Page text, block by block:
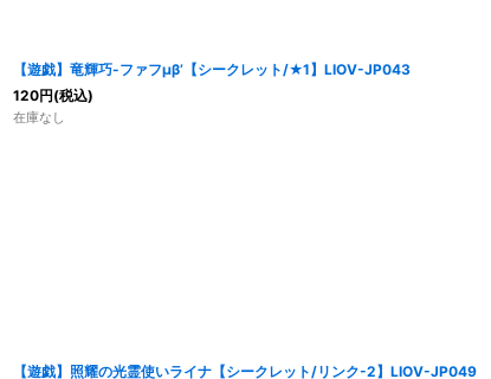
【遊戯】竜輝巧-ファフμβ’【シークレット/★1】LIOV-JP043
120円(税込)
在庫なし
【遊戯】照耀の光霊使いライナ【シークレット/リンク-2】LIOV-JP049